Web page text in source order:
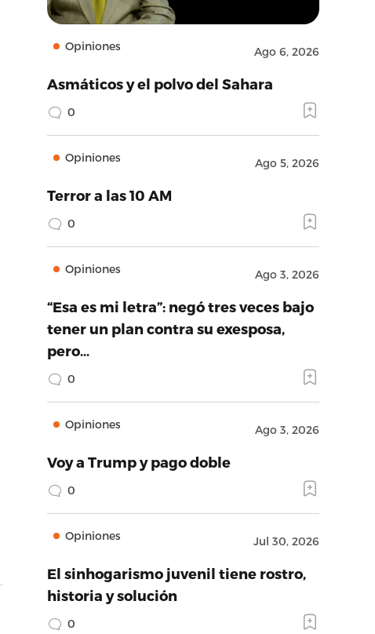
Opiniones Ago 6, 2026
Asmáticos y el polvo del Sahara
0
Opiniones Ago 5, 2026
Terror a las 10 AM
0
Opiniones Ago 3, 2026
“Esa es mi letra”: negó tres veces bajo
tener un plan contra su exesposa,
pero…
0
Opiniones Ago 3, 2026
Voy a Trump y pago doble
0
Opiniones Jul 30, 2026
El sinhogarismo juvenil tiene rostro,
historia y solución
0